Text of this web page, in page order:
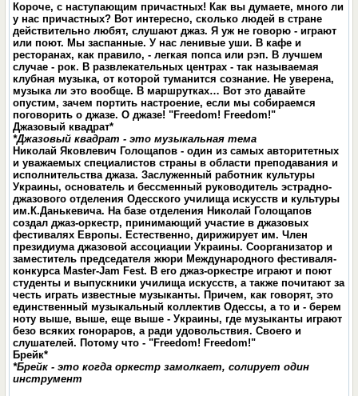
Короче, с наступающим причастных! Как вы думаете, много ли
у нас причастных? Вот интересно, сколько людей в стране
действительно любят, слушают джаз. Я уж не говорю - играют
или поют. Мы заспанные. У нас ленивые уши. В кафе и
ресторанах, как правило, - легкая попса или рэп. В лучшем
случае - рок. В развлекательных центрах - так называемая
клубная музыка, от которой туманится сознание. Не уверена,
музыка ли это вообще. В маршрутках… Вот это давайте
опустим, зачем портить настроение, если мы собираемся
поговорить о джазе. О джазе! "Freedom! Freedom!"
Джазовый квадрат*
*Джазовый квадрат - это музыкальная тема
Николай Яковлевич Голощапов -один из самых авторитетных
и уважаемых специалистов страны в области преподавания и
исполнительства джаза. Заслуженный работник культуры
Украины, основатель и бессменный руководитель эстрадно-
джазового отделения Одесского училища искусств и культуры
им.К.Данькевича. На базе отделения Николай Голощапов
создал джаз-оркестр, принимающий участие в джазовых
фестивалях Европы. Естественно, дирижирует им. Член
президиума джазовой ассоциации Украины. Соорганизатор и
заместитель председателя жюри Международного фестиваля-
конкурса Master-Jam Fest. В его джаз-оркестре играют и поют
студенты и выпускники училища искусств, а также почитают за
честь играть известные музыканты. Причем, как говорят, это
единственный музыкальный коллектив Одессы, а то и - берем
ноту выше, выше, еще выше - Украины, где музыканты играют
безо всяких гонораров, а ради удовольствия. Своего и
слушателей. Потому что -"Freedom! Freedom!"
Брейк*
*Брейк - это когда оркестр замолкает, солирует один
инструмент